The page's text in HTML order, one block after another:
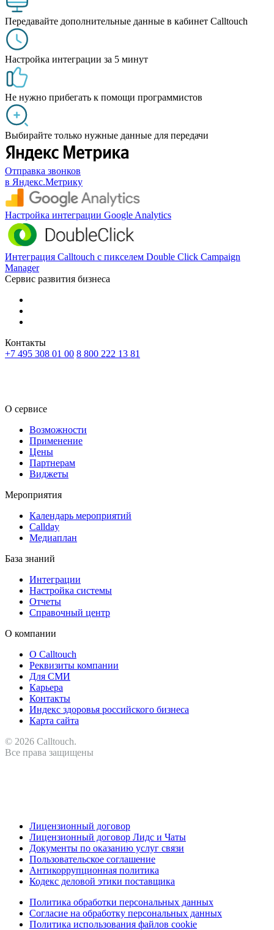
Передавайте дополнительные данные в кабинет Calltouch
Настройка интеграции за 5 минут
Не нужно прибегать к помощи программистов
Выбирайте только нужные данные для передачи
Отправка звонков
в Яндекс.Метрику
Настройка интеграции Google Analytics
Интеграция Calltouch с пикселем Double Click Campaign
Manager
Сервис развития бизнеса
Контакты
+7 495 308 01 00 8 800 222 13 81
О сервисе
Возможности
Применение
Цены
Партнерам
Виджеты
Мероприятия
Календарь мероприятий
Callday
Медиаплан
База знаний
Интеграции
Настройка системы
Отчеты
Справочный центр
О компании
О Calltouch
Реквизиты компании
Для СМИ
Карьера
Контакты
Индекс здоровья российского бизнеса
Карта сайта
© 2026 Calltouch.
Все права защищены
Лицензионный договор
Лицензионный договор Лидс и Чаты
Документы по оказанию услуг связи
Пользовательское соглашение
Антикоррупционная политика
Кодекс деловой этики поставщика
Политика обработки персональных данных
Согласие на обработку персональных данных
Политика использования файлов cookie